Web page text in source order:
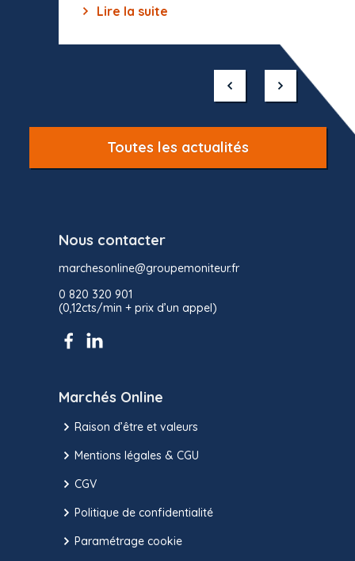
Lire la suite
Toutes les actualités
Nous contacter
marchesonline@groupemoniteur.fr
0 820 320 901
(0,12cts/min + prix d’un appel)
Marchés Online
Raison d’être et valeurs
Mentions légales & CGU
CGV
Politique de confidentialité
Paramétrage cookie